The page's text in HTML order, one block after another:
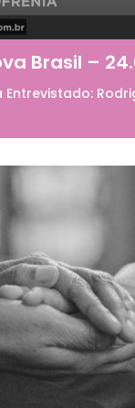
Brasil –
Entrevistado: